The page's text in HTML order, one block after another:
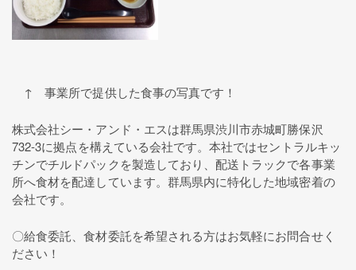
↑ 事業所で提供した食事の写真です！
株式会社シー・アンド・エスは群馬県渋川市赤城町勝保沢
732-3に拠点を構えている会社です。本社ではセントラルキッ
チンでチルドパックを製造しており、配送トラックで各事業
所へ食材を配達しています。群馬県内に特化した地域密着の
会社です。
〇給食委託、食材委託を希望される方はお気軽にお問合せく
ださい！